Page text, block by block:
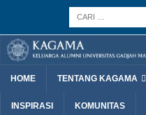
HOME TENTANG KAGAMA
INSPIRASI KOMUNITAS